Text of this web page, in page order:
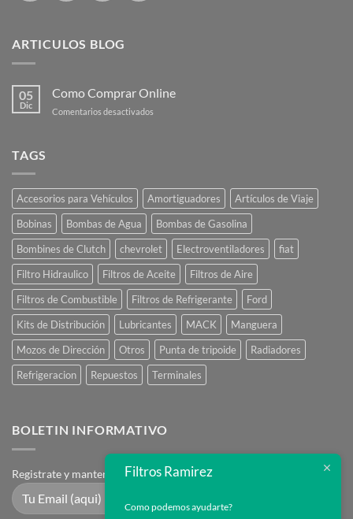
ARTICULOS BLOG
05
Dic
Como Comprar Online
Comentarios desactivados
TAGS
Accesorios para Vehículos Amortiguadores
Artículos de Viaje
Bobinas
Bombas de Agua
Bombas de Gasolina
Bombines de Clutch
chevrolet Electroventiladores
fiat
Filtro Hidraulico
Filtros de Aceite
Filtros de Aire
Filtros de Combustible
Filtros de Refrigerante
Ford
Kits de Distribución
Lubricantes MACK
Manguera
Mozos de Dirección
Otros Punta de tripoide
Radiadores
Refrigeracion
Repuestos Terminales
BOLETIN INFORMATIVO
Registrate y mantente en contacto
Filtros Ramirez
Como podemos ayudarte?